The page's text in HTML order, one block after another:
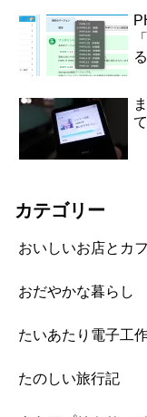
カテゴリー
おいしいお店とカ
おだやかな暮らし
たいあたり電子工
たのしい旅行記